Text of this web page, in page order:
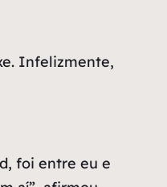
Infelizmente,
foi entre eu e